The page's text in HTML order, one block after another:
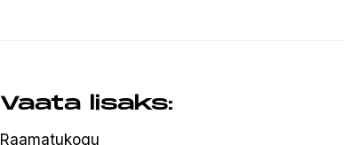
Vaata lisaks:
Raamatukogu